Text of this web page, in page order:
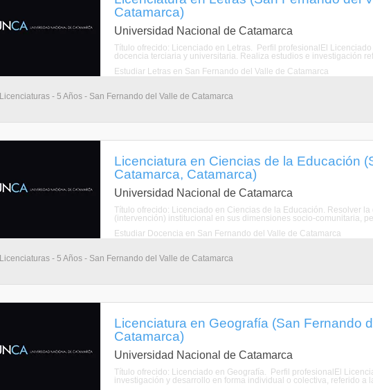
Catamarca)
Universidad Nacional de Catamarca
Título ofrecido: Licenciado en Letras. Perfil profesionalEl
docencia terciaria y universitaria. Realiza estudios e investigación
Estudiar Letras en San Fernando del Valle de Catamarca
Licenciaturas - 5 Años - San Fernando del Valle de Catamarca
Licenciatura en Ciencias de la Educación
Catamarca, Catamarca)
Universidad Nacional de Catamarca
Título ofrecido: Licenciado en Ciencias de la Educación. Resolver
(intervención) institucional en sus dimensiones socio-comunitaria,
Estudiar Docencia en San Fernando del Valle de Catamarca
Licenciaturas - 5 Años - San Fernando del Valle de Catamarca
Licenciatura en Geografía (San Fernando
Catamarca)
Universidad Nacional de Catamarca
Título ofrecido: Licenciado en Geografía. Perfil profesionalEl
investigación y desarrollo en forma individual o colectiva, referido a